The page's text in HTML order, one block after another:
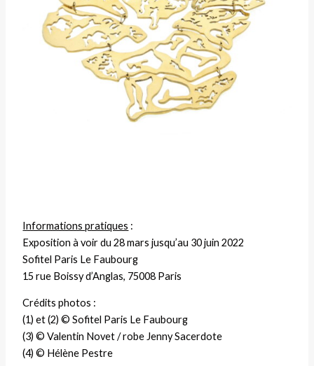
Informations pratiques :
Exposition à voir du 28 mars jusqu’au 30 juin 2022
Sofitel Paris Le Faubourg
15 rue Boissy d’Anglas, 75008 Paris
Crédits photos :
(1) et (2) © Sofitel Paris Le Faubourg
(3) © Valentin Novet / robe Jenny Sacerdote
(4) © Hélène Pestre